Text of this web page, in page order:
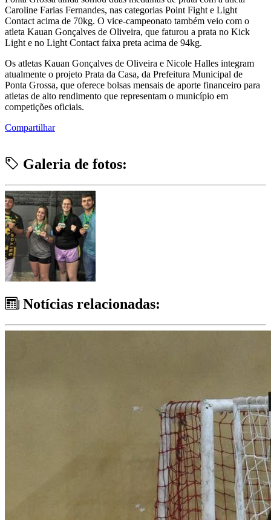
Caroline Farias Fernandes, nas categorias Point Fight e Light
Contact acima de 70kg. O vice-campeonato também veio com o
atleta Kauan Gonçalves de Oliveira, que faturou a prata no Kick
Light e no Light Contact faixa preta acima de 94kg.
Os atletas Kauan Gonçalves de Oliveira e Nicole Halles integram
atualmente o projeto Prata da Casa, da Prefeitura Municipal de
Ponta Grossa, que oferece bolsas mensais de aporte financeiro para
atletas de alto rendimento que representam o município em
competições oficiais.
Compartilhar
Galeria de fotos:
Notícias relacionadas: